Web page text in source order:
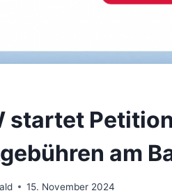
startet
am
15. November 2024